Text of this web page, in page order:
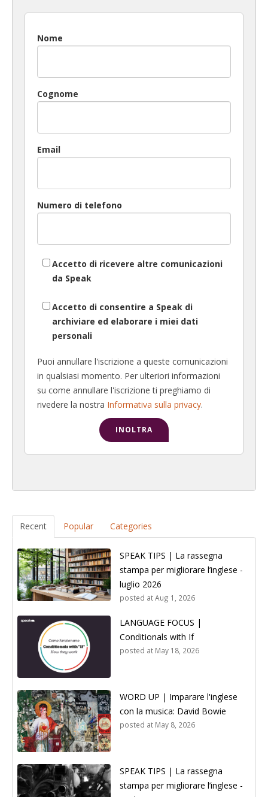
Nome
Cognome
Email
Numero di telefono
Accetto di ricevere altre comunicazioni
da Speak
Accetto di consentire a Speak di
archiviare ed elaborare i miei dati
personali
Puoi annullare l'iscrizione a queste comunicazioni
in qualsiasi momento. Per ulteriori informazioni
su come annullare l'iscrizione ti preghiamo di
rivedere la nostra Informativa sulla privacy.
Recent Popular Categories
SPEAK TIPS | La rassegna
stampa per migliorare l’inglese -
luglio 2026
posted atAug 1, 2026
LANGUAGE FOCUS |
Conditionals with If
posted at May 18, 2026
WORD UP | Imparare l'inglese
con la musica: David Bowie
posted at May 8, 2026
SPEAK TIPS | La rassegna
stampa per migliorare l’inglese -